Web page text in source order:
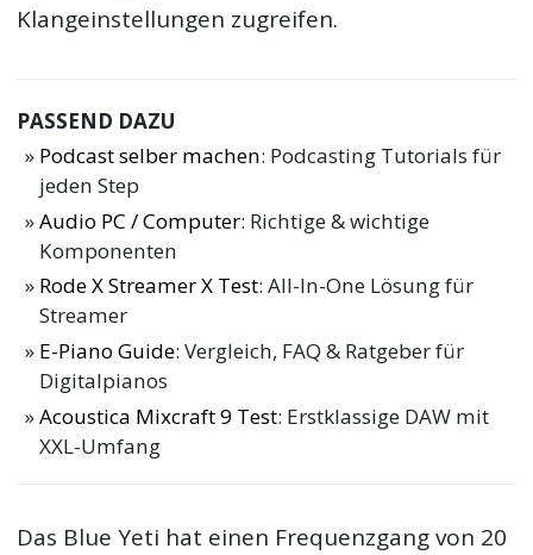
Klangeinstellungen zugreifen.
PASSEND DAZU
Podcast selber machen: Podcasting Tutorials für
jeden Step
Audio PC / Computer: Richtige & wichtige
Komponenten
Rode X Streamer X Test: All-In-One Lösung für
Streamer
E-Piano Guide: Vergleich, FAQ & Ratgeber für
Digitalpianos
Acoustica Mixcraft 9 Test: Erstklassige DAW mit
XXL-Umfang
Das Blue Yeti hat einen Frequenzgang von 20